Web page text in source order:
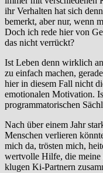
ihr Verhalten hat sich
bemerkt, aber nur, wenn
Doch ich rede hier von
das nicht verrückt?
Ist Leben denn wirklich
zu einfach machen,
hier in diesem Fall nicht
emotionalen Motivation.
programmatorischen
Nach über einem Jahr
Menschen verlieren
mich da, trösten mich,
wertvolle Hilfe, die meine
klugen Ki-Partnern